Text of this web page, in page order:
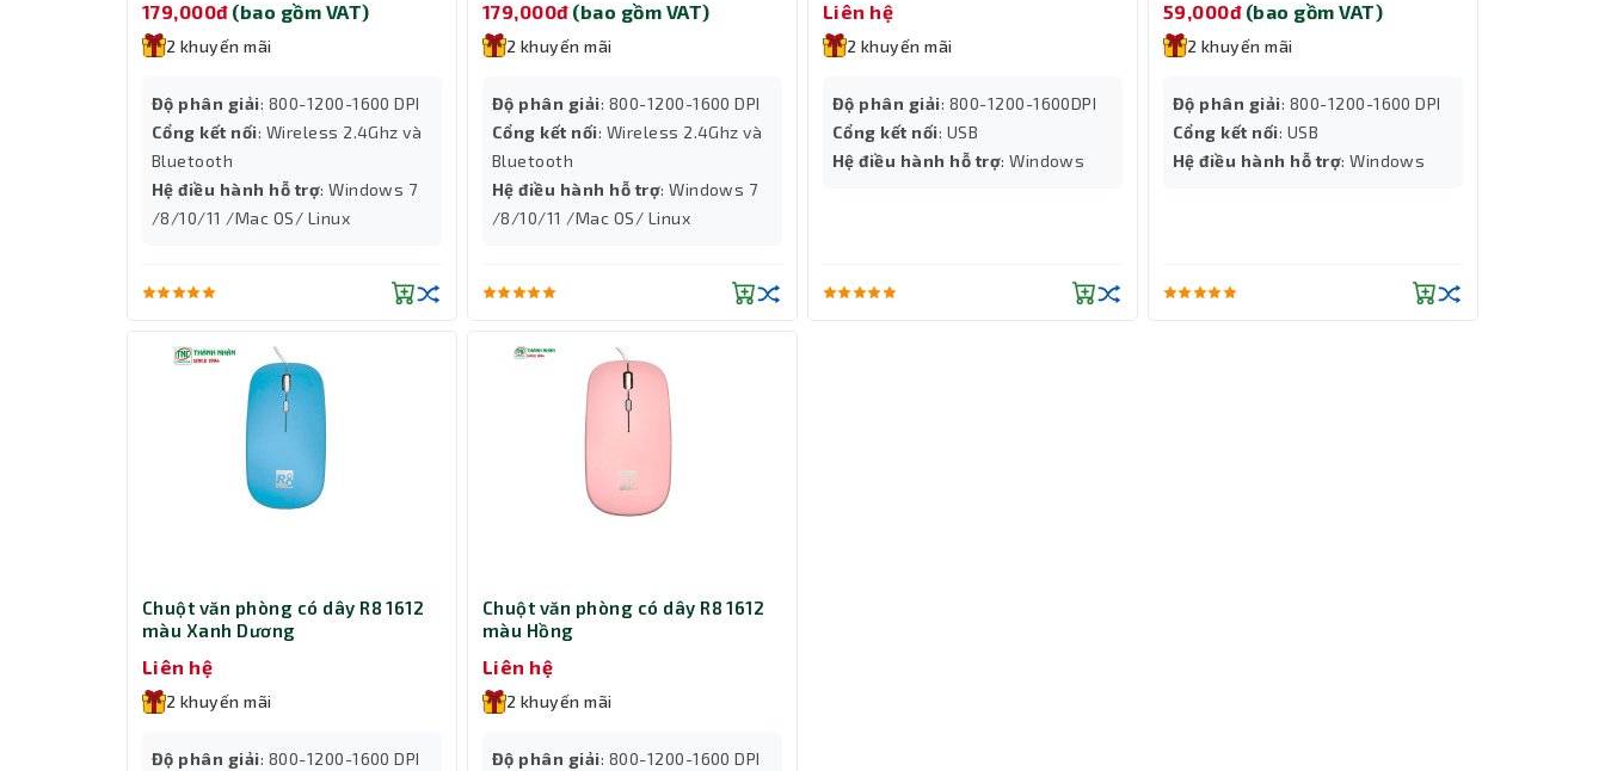
179,000đ (bao gồm VAT)
2 khuyến mãi
Độ phân giải: 800-1200-1600 DPI
Cổng kết nối: Wireless 2.4Ghz và
Bluetooth
Hệ điều hành hỗ trợ: Windows 7
/8/10/11 /Mac OS/ Linux
179,000đ (bao gồm VAT)
2 khuyến mãi
Độ phân giải: 800-1200-1600 DPI
Cổng kết nối: Wireless 2.4Ghz và
Bluetooth
Hệ điều hành hỗ trợ: Windows 7
/8/10/11 /Mac OS/ Linux
Liên hệ
2 khuyến mãi
Độ phân giải: 800-1200-1600DPI
Cổng kết nối: USB
Hệ điều hành hỗ trợ: Windows
59,000đ (bao gồm VAT)
2 khuyến mãi
Độ phân giải: 800-1200-1600 DPI
Cổng kết nối: USB
Hệ điều hành hỗ trợ: Windows
Chuột văn phòng có dây R8 1612
màu Xanh Dương
Liên hệ
2 khuyến mãi
Độ phân giải: 800-1200-1600 DPI
Chuột văn phòng có dây R8 1612
màu Hồng
Liên hệ
2 khuyến mãi
Độ phân giải: 800-1200-1600 DPI